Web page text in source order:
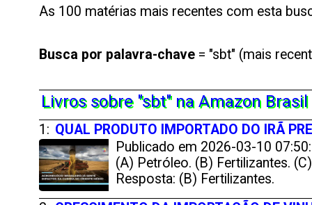
As 100 matérias mais recentes com esta
Busca por palavra-chave = "sbt" (mais
Livros sobre "sbt" na Amazon Brasil
1: QUAL PRODUTO IMPORTADO DO IRÃ
Publicado em 2026-03-10
(A) Petróleo. (B) Fertilizantes.
Resposta: (B) Fertilizantes.